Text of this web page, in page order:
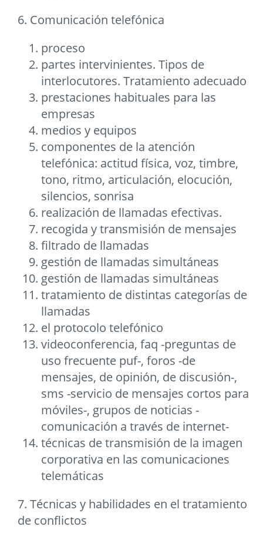
6. Comunicación telefónica
proceso
partes intervinientes. Tipos de
interlocutores. Tratamiento adecuado
prestaciones habituales para las
empresas
medios y equipos
componentes de la atención
telefónica: actitud física, voz, timbre,
tono, ritmo, articulación, elocución,
silencios, sonrisa
realización de llamadas efectivas.
recogida y transmisión de mensajes
filtrado de llamadas
gestión de llamadas simultáneas
gestión de llamadas simultáneas
tratamiento de distintas categorías de
llamadas
el protocolo telefónico
videoconferencia, faq -preguntas de
uso frecuente puf-, foros -de
mensajes, de opinión, de discusión-,
sms -servicio de mensajes cortos para
móviles-, grupos de noticias -
comunicación a través de internet-
técnicas de transmisión de la imagen
corporativa en las comunicaciones
telemáticas
7. Técnicas y habilidades en el tratamiento
de conflictos